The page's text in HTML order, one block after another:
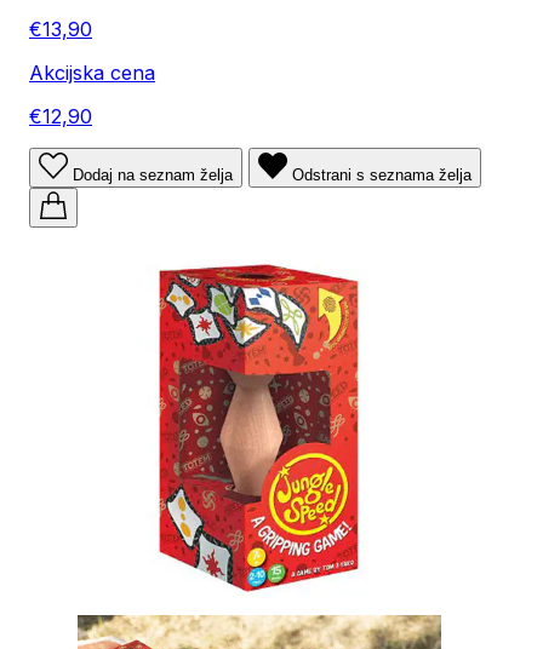
€13,90
Akcijska cena
€12,90
Dodaj na seznam želja Odstrani s seznama želja